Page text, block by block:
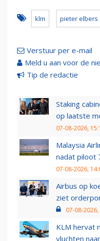
klm pieter elbers
Verstuur per e-mail
Meld u aan voor de
Tip de redactie
Staking
op laatste
07-08-2026,
Malaysia
nadat piloot
07-08-2026,
Airbus op
ziet
07-08-
KLM hervat
vluchten